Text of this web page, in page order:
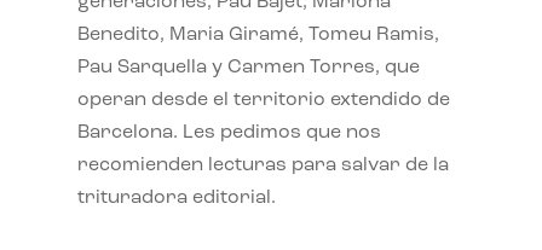
Benedito, Maria Giramé, Tomeu Ramis,
Pau Sarquella y Carmen Torres, que
operan desde el territorio extendido de
Barcelona. Les pedimos que nos
recomienden lecturas para salvar de la
trituradora editorial.